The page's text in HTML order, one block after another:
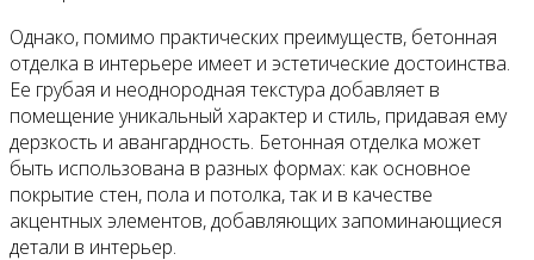
Однако, помимо практических преимуществ, бетонная
отделка в интерьере имеет и эстетические достоинства.
Ее грубая и неоднородная текстура добавляет в
помещение уникальный характер и стиль, придавая ему
дерзкость и авангардность. Бетонная отделка может
быть использована в разных формах: как основное
покрытие стен, пола и потолка, так и в качестве
акцентных элементов, добавляющих запоминающиеся
детали в интерьер.